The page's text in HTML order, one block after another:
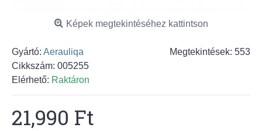
Képek megtekintéséhez kattintson
Megtekintések: 553
Gyártó: Aerauliqa
Cikkszám: 005255
Elérhető: Raktáron
21,990 Ft